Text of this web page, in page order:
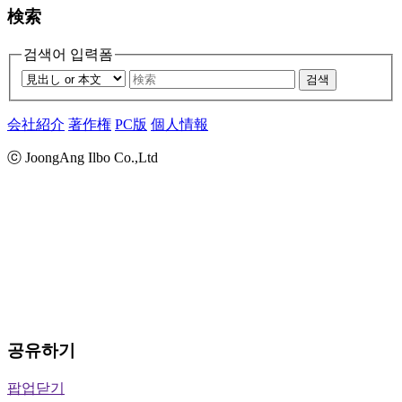
検索
검색어 입력폼
검색
会社紹介 著作権 PC版 個人情報
ⓒ JoongAng Ilbo Co.,Ltd
공유하기
팝업닫기